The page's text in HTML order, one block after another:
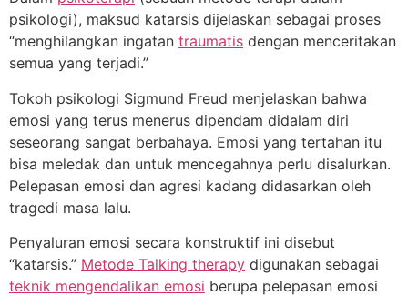
psikologi), maksud katarsis dijelaskan sebagai proses
“menghilangkan ingatan traumatis dengan menceritakan
semua yang terjadi.”
Tokoh psikologi Sigmund Freud menjelaskan bahwa
emosi yang terus menerus dipendam didalam diri
seseorang sangat berbahaya. Emosi yang tertahan itu
bisa meledak dan untuk mencegahnya perlu disalurkan.
Pelepasan emosi dan agresi kadang didasarkan oleh
tragedi masa lalu.
Penyaluran emosi secara konstruktif ini disebut
“katarsis.” Metode Talking therapy digunakan sebagai
teknik mengendalikan emosi berupa pelepasan emosi